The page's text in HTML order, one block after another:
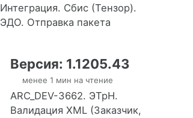
Интеграция. Сбис (Тензор).
ЭДО. Отправка пакета
Версия: 1.1205.43
менее 1 мин на чтение
ARC_DEV-3662. ЭТрН.
Валидация XML (Заказчик,